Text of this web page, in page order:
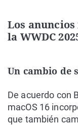
Los anuncios
la WWDC
Un cambio de
De acuerdo con
macOS 16
que también